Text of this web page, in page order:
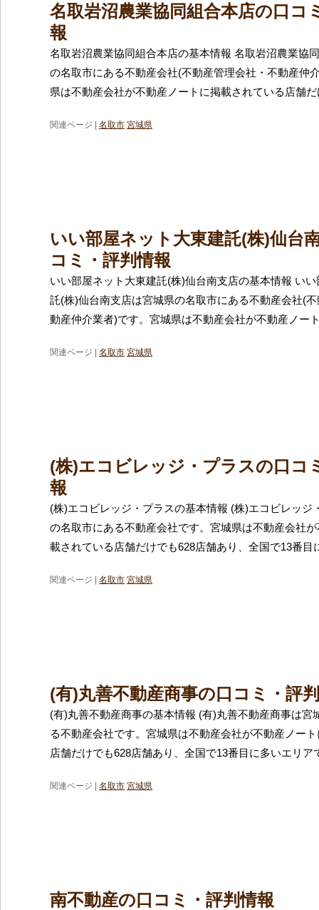
名取岩沼農業協同組合本店の口コ
報
名取岩沼農業協同組合本店の基本情報 名取岩沼農業協
の名取市にある不動産会社(不動産管理会社・不動産仲
県は不動産会社が不動産ノートに掲載されている店舗
関連ページ | 名取市 宮城県
いい部屋ネット大東建託(株)仙台
コミ・評判情報
いい部屋ネット大東建託(株)仙台南支店の基本情報 い
託(株)仙台南支店は宮城県の名取市にある不動産会社(
動産仲介業者)です。宮城県は不動産会社が不動産ノー
関連ページ | 名取市 宮城県
(株)エコビレッジ・プラスの口コ
報
(株)エコビレッジ・プラスの基本情報 (株)エコビレッジ
の名取市にある不動産会社です。宮城県は不動産会社
載されている店舗だけでも628店舗あり、全国で13番目
関連ページ | 名取市 宮城県
(有)丸善不動産商事の口コミ・評
(有)丸善不動産商事の基本情報 (有)丸善不動産商事は宮
る不動産会社です。宮城県は不動産会社が不動産ノー
店舗だけでも628店舗あり、全国で13番目に多いエリア
関連ページ | 名取市 宮城県
南不動産の口コミ・評判情報